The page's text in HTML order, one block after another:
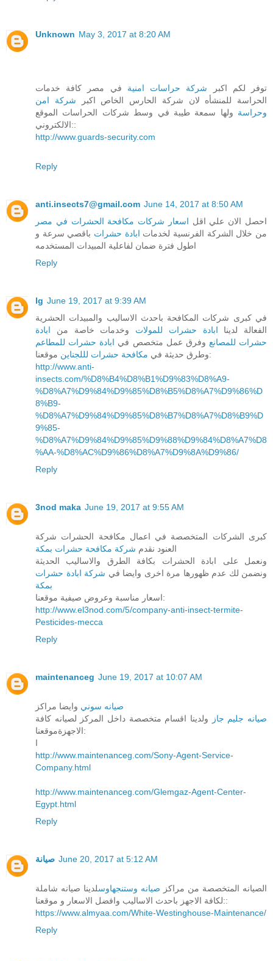
Unknown May 3, 2017 at 8:20 AM
توفر لكم اكبر شركة حراسات امنية في مصر كافة خدمات
الحراسة للمنشأه لان شركة الحارس الخاص اكبر شركة امن
وحراسة ولها سمعة طيبة في وسط شركات الحراسات الموقع
الالكتروني::
http://www.guards-security.com
Reply
anti.insects7@gmail.com June 14, 2017 at 8:50 AM
احصل الان علي اقل اسعار شركات مكافحة الحشرات في مصر
من خلال الشركة الفرنسية لخدمات ابادة حشرات باقصي سرعة و
اطول فترة ضمان لفاعلية المبيدات المستخدمه
Reply
lg June 19, 2017 at 9:39 AM
في كبرى شركات المكافحة باحدث الاساليب والمبيدات الحشرية
الفعالة لدينا ابادة حشرات للمولات وخدمات خاصة من ابادة
حشرات للمصانع وفرق عمل متخصص في ابادة حشرات للمطاعم
وطرق حديثة في مكافحة حشرات لللجناين
موقعنا:
http://www.anti-
insects.com/%D8%B4%D8%B1%D9%83%D8%A9-
%D8%A7%D9%84%D9%85%D8%B5%D8%A7%D9%86%D
8%B9-
%D8%A7%D9%84%D9%85%D8%B7%D8%A7%D8%B9%D
9%85-
%D8%A7%D9%84%D9%85%D9%88%D9%84%D8%A7%D8
%AA-%D8%AC%D9%86%D8%A7%D9%8A%D9%86/
Reply
3nod maka June 19, 2017 at 9:55 AM
كبرى الشركات المتخصصة في اعمال مكافحة الحشرات شركة
العنود نقدم شركة مكافحة حشرات بمكة
ونعمل على ابادة الحشرات بكافة الطرق والاساليب الحديثة
ونضمن لك عدم ظهورها مرة اخرى وايضا في شركة ابادة حشرات
بمكة
اسعار مناسبة وعروض صيفية موقعنا:
http://www.el3nod.com/5/company-anti-insect-termite-
Pesticides-mecca
Reply
maintenanceg June 19, 2017 at 10:07 AM
صيانه سوني وايضا مراكز
صيانه جليم جاز
ولدينا اقسام متخصصة داخل المركز لصيانه كافة
الاجهزةموقعنا:
ا
http://www.maintenanceg.com/Sony-Agent-Service-
Company.html
http://www.maintenanceg.com/Glemgaz-Agent-Center-
Egypt.html
Reply
صيانة June 20, 2017 at 5:12 AM
الصيانه المتخصصة من مراكز صيانه وستنجهاوسلدينا صيانه شاملة
لكافة الاجهز باحدث الاساليب وافضل الاسعار و موقعنا::
https://www.almyaa.com/White-Westinghouse-Maintenance/
Reply